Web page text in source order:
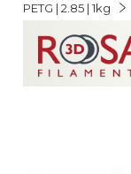
PETG | 2.85 | 1kg